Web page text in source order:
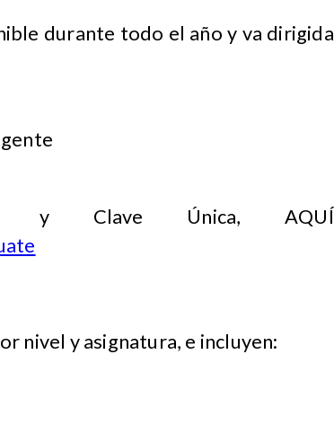
durante todo el año y va dirigida
y Clave Única, AQUÍ
nivel y asignatura, e incluyen:​